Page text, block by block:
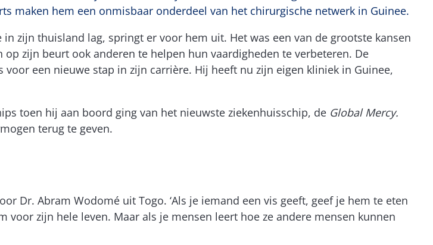
maken hem een onmisbaar onderdeel van het chirurgische netwerk in Guinee.
zijn thuisland lag, springt er voor hem uit. Het was een van de grootste kansen
zijn beurt ook anderen te helpen hun vaardigheden te verbeteren. De
een nieuwe stap in zijn carrière. Hij heeft nu zijn eigen kliniek in Guinee,
toen hij aan boord ging van het nieuwste ziekenhuisschip, de Global Mercy.
terug te geven.
Dr. Abram Wodomé uit Togo. ‘Als je iemand een vis geeft, geef je hem te eten
voor zijn hele leven. Maar als je mensen leert hoe ze andere mensen kunnen